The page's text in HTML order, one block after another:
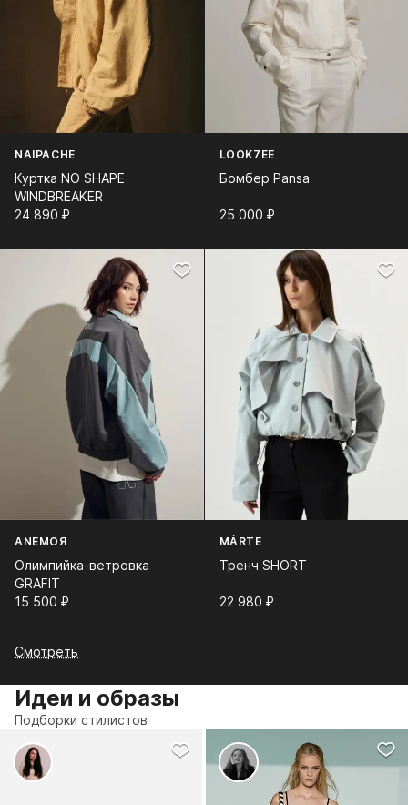
NAIPACHE
Куртка NO SHAPE
WINDBREAKER
24 890⁠ ⁠₽
LOOK7EE
Бомбер Pansa
25 000⁠ ⁠₽
ANEMOЯ
Олимпийка-ветровка
GRAFIT
15 500⁠ ⁠₽
MÁRTE
Тренч SHORT
22 980⁠ ⁠₽
Смотреть
Идеи и образы
Подборки стилистов